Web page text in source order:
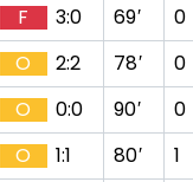
F 3:0 69′ 0
O 2:2 78′ 0
O 0:0 90′ 0
O 1:1 80′ 1